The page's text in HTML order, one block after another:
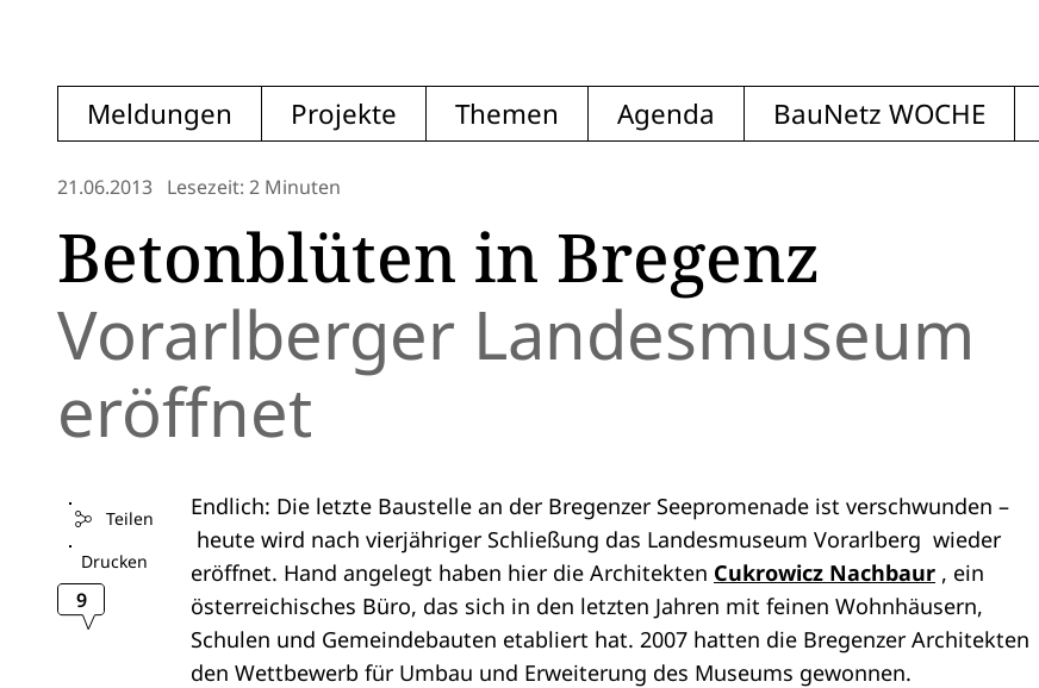
Meldungen Projekte Themen Agenda BauNetz WOCHE
21.06.2013 Lesezeit: 2 Minuten
Betonblüten in Bregenz
Vorarlberger Landesmuseum
eröffnet
Teilen
Drucken
9
Endlich: Die letzte Baustelle an der Bregenzer Seepromenade ist verschwunden –
heute wird nach vierjähriger Schließung das Landesmuseum Vorarlberg wieder
eröffnet. Hand angelegt haben hier die Architekten Cukrowicz Nachbaur , ein
österreichisches Büro, das sich in den letzten Jahren mit feinen Wohnhäusern,
Schulen und Gemeindebauten etabliert hat. 2007 hatten die Bregenzer Architekten
den Wettbewerb für Umbau und Erweiterung des Museums gewonnen.